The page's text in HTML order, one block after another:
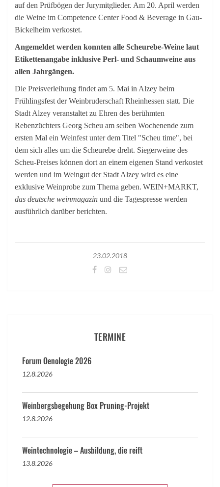
auf den Prüfbögen der Jurymitglieder. Am 20. April werden
die Weine im Competence Center Food & Beverage in Gau-
Bickelheim verkostet.
Angemeldet werden konnten alle Scheurebe-Weine laut
Etikettenangabe inklusive Perl- und Schaumweine aus
allen Jahrgängen.
Die Preisverleihung findet am 5. Mai in Alzey beim
Frühlingsfest der Weinbruderschaft Rheinhessen statt. Die
Stadt Alzey veranstaltet zu Ehren des berühmten
Rebenzüchters Georg Scheu am selben Wochenende zum
ersten Mal ein Weinfest unter dem Titel "Scheu time", bei
dem sich alles um die Scheurebe dreht. Siegerweine des
Scheu-Preises können dort an einem eigenen Stand verkostet
werden und im Weingut der Stadt Alzey wird es eine
exklusive Weinprobe zum Thema geben. WEIN+MARKT,
das deutsche weinmagazin und die Tagespresse werden
ausführlich darüber berichten.
23.02.2018
TERMINE
Forum Oenologie 2026
12.8.2026
Weinbergsbegehung Box Pruning-Projekt
12.8.2026
Weintechnologie – Ausbildung, die reift
13.8.2026